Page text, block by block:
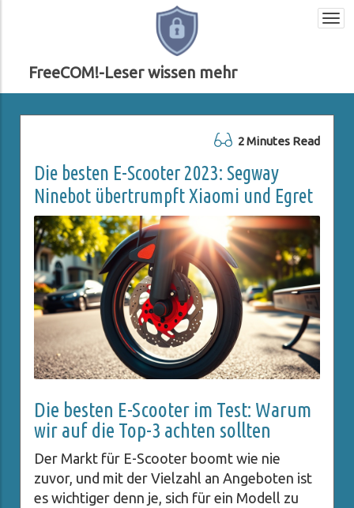
FreeCOM!-Leser wissen mehr
2 Minutes Read
Die besten E-Scooter 2023: Segway
Ninebot übertrumpft Xiaomi und Egret
Die besten E-Scooter im Test: Warum
wir auf die Top-3 achten sollten
Der Markt für E-Scooter boomt wie nie
zuvor, und mit der Vielzahl an Angeboten ist
es wichtiger denn je, sich für ein Modell zu